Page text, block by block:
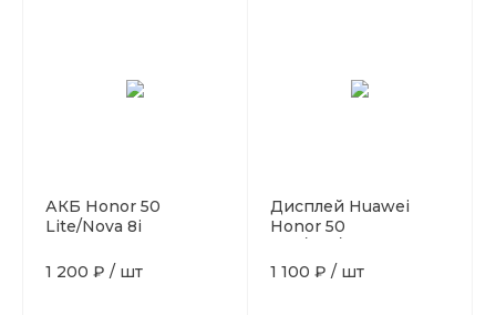
АКБ Honor 50
Lite/Nova 8i
mAh VoltPack
1 200 ₽ / шт
Дисплей Huawei
Honor 50
1 100 ₽ / шт